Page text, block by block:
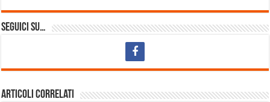
Seguici su…
Articoli correlati